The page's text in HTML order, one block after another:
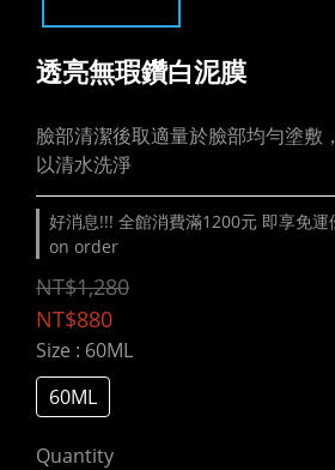
透亮無瑕鑽白泥膜
臉部清潔後取適量於臉部均勻塗敷
以清水洗淨
好消息!!! 全館消費滿1200元 即享免
on order
NT$1,280
NT$880
Size : 60ML
60ML
Quantity